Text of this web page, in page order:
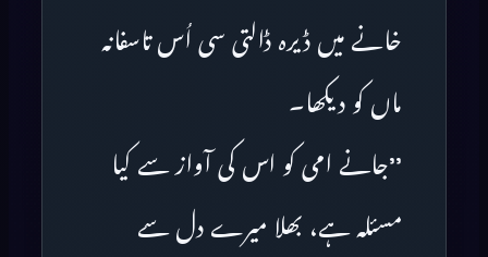
خانے میں ڈیرہ ڈالتی سی اُس تاسفانہ
ماں کو دیکھا۔
’’جانے امی کو اس کی آواز سے کیا
مسئلہ ہے، بھلا میرے دل سے